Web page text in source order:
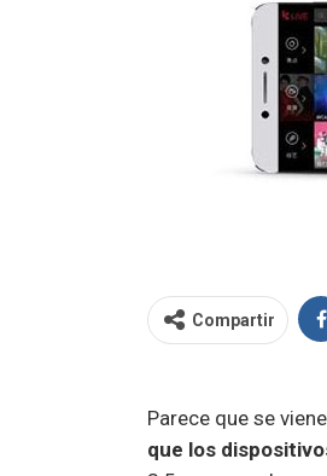
Compartir
Parece que se
que los